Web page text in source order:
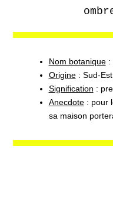
Nom botanique:
Origine: Sud-Est
Signification :
Anecdote: pour
sa maison